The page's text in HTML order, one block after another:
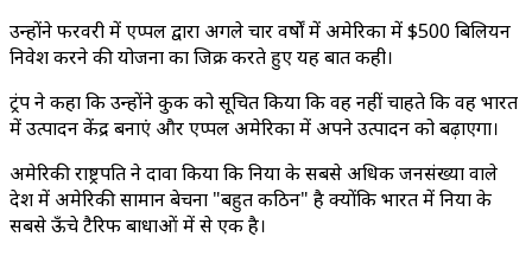
उन्होंने फरवरी में एप्पल द्वारा अगले चार वर्षों में अमेरिका में $500 बिलियन
निवेश करने की योजना का जिक्र करते हुए यह बात कही।
ट्रंप ने कहा कि उन्होंने कुक को सूचित किया कि वह नहीं चाहते कि वह भारत
में उत्पादन केंद्र बनाएं और एप्पल अमेरिका में अपने उत्पादन को बढ़ाएगा।
अमेरिकी राष्ट्रपति ने दावा किया कि दुनिया के सबसे अधिक जनसंख्या वाले
देश में अमेरिकी सामान बेचना "बहुत कठिन" है क्योंकि भारत में दुनिया के
सबसे ऊँचे टैरिफ बाधाओं में से एक है।